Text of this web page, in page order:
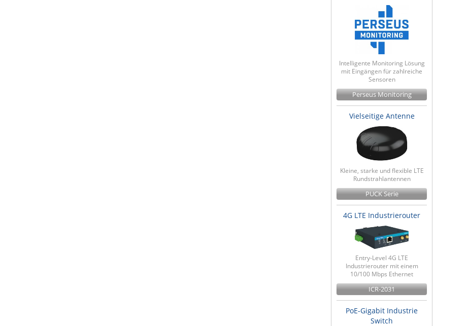
Intelligente Monitoring Lösung
mit Eingängen für zahlreiche
Sensoren
Perseus Monitoring
Vielseitige Antenne
Kleine, starke und flexible LTE
Rundstrahlantennen
PUCK Serie
4G LTE Industrierouter
Entry-Level 4G LTE
Industrierouter mit einem
10/100 Mbps Ethernet
ICR-2031
PoE-Gigabit Industrie
Switch